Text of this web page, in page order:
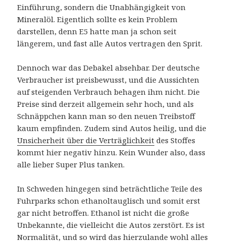
Einführung, sondern die Unabhängigkeit von
Mineralöl. Eigentlich sollte es kein Problem
darstellen, denn E5 hatte man ja schon seit
längerem, und fast alle Autos vertragen den Sprit.
Dennoch war das Debakel absehbar. Der deutsche
Verbraucher ist preisbewusst, und die Aussichten
auf steigenden Verbrauch behagen ihm nicht. Die
Preise sind derzeit allgemein sehr hoch, und als
Schnäppchen kann man so den neuen Treibstoff
kaum empfinden. Zudem sind Autos heilig, und die
Unsicherheit über die Verträglichkeit des Stoffes
kommt hier negativ hinzu. Kein Wunder also, dass
alle lieber Super Plus tanken.
In Schweden hingegen sind beträchtliche Teile des
Fuhrparks schon ethanoltauglisch und somit erst
gar nicht betroffen. Ethanol ist nicht die große
Unbekannte, die vielleicht die Autos zerstört. Es ist
Normalität, und so wird das hierzulande wohl alles